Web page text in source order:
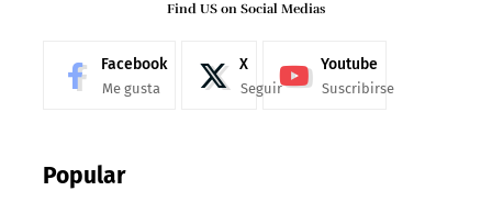
Find US on Social Medias
Facebook
Me gusta
X
Seguir
Youtube
Suscribirse
Popular